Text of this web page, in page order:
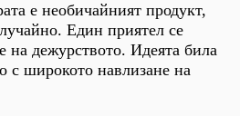
е необичайният продукт,
Един приятел се
на дежурството. Идеята била
с широкото навлизане на